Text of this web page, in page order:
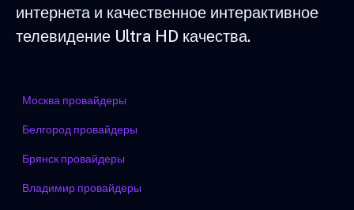
интернета и качественное интерактивное
телевидение Ultra HD качества.
Москва провайдеры
Белгород провайдеры
Брянск провайдеры
Владимир провайдеры